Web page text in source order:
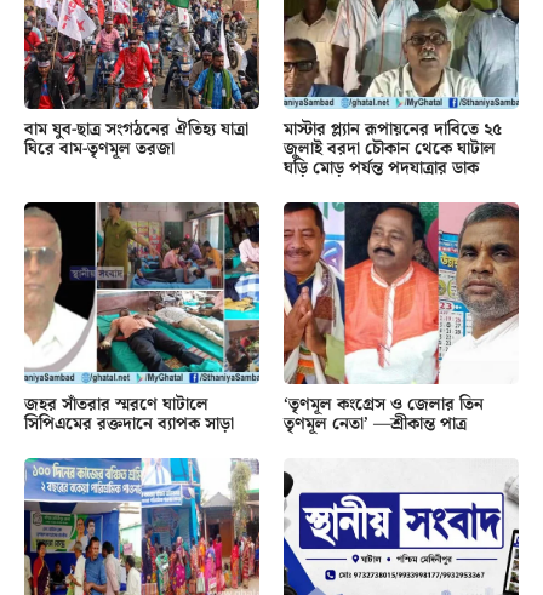
বাম যুব-ছাত্র সংগঠনের ঐতিহ্য যাত্রা
ঘিরে বাম-তৃণমূল তরজা
মাস্টার প্ল্যান রূপায়নের দাবিতে ২৫
জুলাই বরদা চৌকান থেকে ঘাটাল
ঘড়ি মোড় পর্যন্ত পদযাত্রার ডাক
জহর সাঁতরার স্মরণে ঘাটালে
সিপিএমের রক্তদানে ব্যাপক সাড়া
‘তৃণমূল কংগ্রেস ও জেলার তিন
তৃণমূল নেতা’ —শ্রীকান্ত পাত্র